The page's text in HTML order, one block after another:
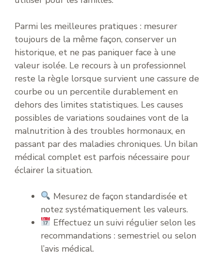
Parmi les meilleures pratiques : mesurer
toujours de la même façon, conserver un
historique, et ne pas paniquer face à une
valeur isolée. Le recours à un professionnel
reste la règle lorsque survient une cassure de
courbe ou un percentile durablement en
dehors des limites statistiques. Les causes
possibles de variations soudaines vont de la
malnutrition à des troubles hormonaux, en
passant par des maladies chroniques. Un bilan
médical complet est parfois nécessaire pour
éclairer la situation.
Mesurez de façon standardisée et
notez systématiquement les valeurs.
Effectuez un suivi régulier selon les
recommandations : semestriel ou selon
l’avis médical.